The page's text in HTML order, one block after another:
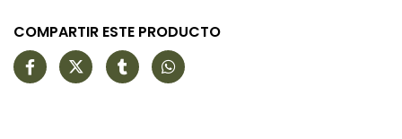
COMPARTIR ESTE PRODUCTO